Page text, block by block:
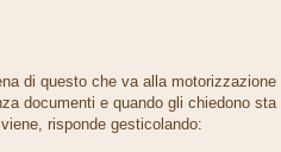
di questo che va alla motorizzazione
documenti e quando gli chiedono sta
risponde gesticolando: